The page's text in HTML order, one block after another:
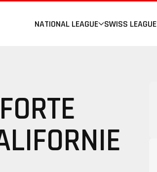
NATIONAL LEAGUE SWISS LEAGUE